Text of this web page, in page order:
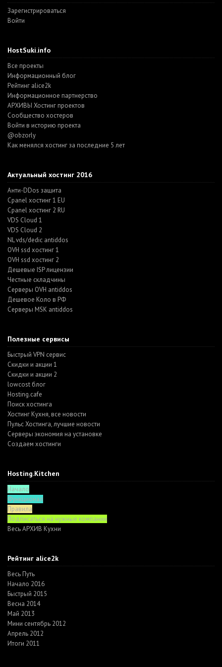
Зарегистрироваться
Войти
HostSuki.info
Все проекты
Информационный блог
Рейтинг alice2k
Информационное партнерство
АРХИВЫ Хостинг проектов
Cообщество хостеров
Войти в историю проекта
@obzorly
Как менялся хостинг за последние 5 лет
Актуальный хостинг 2016
Анти-DDos защита
Cpanel хостинг 1 EU
Cpanel хостинг 2 RU
VDS Cloud 1
VDS Cloud 2
NL vds/dedic antiddos
OVH ssd хостинг 1
OVH ssd хостинг 2
Дешевые ISP лицензии
Честные складчины
Серверы OVH antiddos
Дешевое Коло в РФ
Серверы MSK antiddos
Полезные сервисы
Быстрый VPN сервис
Скидки и акции 1
Скидки и акции 2
lowcost блог
Hosting.cafe
Поиск хостинга
Хостинг Кухня, все новости
Пульс Хостинга, лучшие новости
Серверы экономия на установке
Создаем хостинги
Hosting.Kitchen
Начало
Функционал
Правила
Подписаться на нужные компании
Весь АРХИВ Кухни
Рейтинг alice2k
Весь Путь
Начало 2016
Быстрый 2015
Весна 2014
Май 2013
Мини сентябрь 2012
Апрель 2012
Итоги 2011